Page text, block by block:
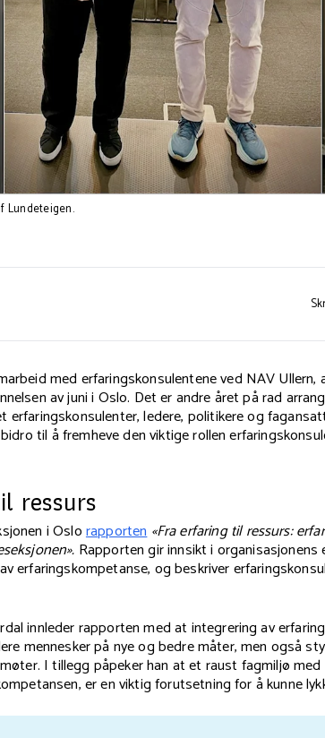
Lundeteigen.
med erfaringskonsulentene ved NAV Ullern,
av juni i Oslo. Det er andre året på rad
erfaringskonsulenter, ledere, politikere og
til å fremheve den viktige rollen
ressurs
i Oslorapporten «Fra erfaring til ressurs:
Rapporten gir innsikt i organisasjonens
erfaringskompetanse, og beskriver
innleder rapporten med at integrering av
mennesker på nye og bedre måter, men også
I tillegg påpeker han at et raust fagmiljø
er en viktig forutsetning for å kunne